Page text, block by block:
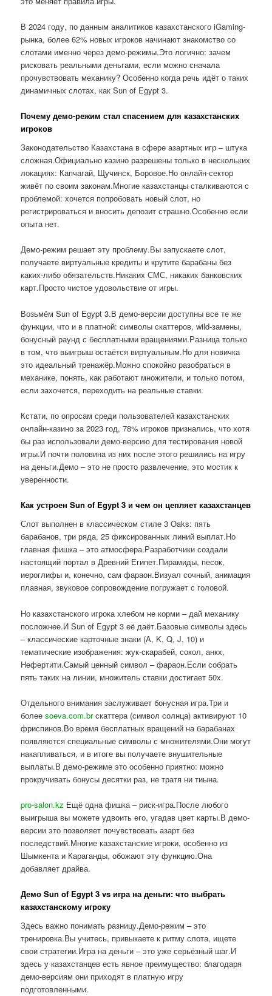
В 2024 году, по данным аналитиков казахстанского iGaming-
рынка, более 62% новых игроков начинают знакомство со
слотами именно через демо-режимы.Это логично: зачем
рисковать реальными деньгами, если можно сначала
прочувствовать механику? Особенно когда речь идёт о таких
динамичных слотах, как Sun of Egypt 3.
Почему демо-режим стал спасением для казахстанских
игроков
Законодательство Казахстана в сфере азартных игр – штука
сложная.Официально казино разрешены только в нескольких
локациях: Капчагай, Щучинск, Боровое.Но онлайн-сектор
живёт по своим законам.Многие казахстанцы сталкиваются с
проблемой: хочется попробовать новый слот, но
регистрироваться и вносить депозит страшно.Особенно если
опыта нет.
Демо-режим решает эту проблему.Вы запускаете слот,
получаете виртуальные кредиты и крутите барабаны без
каких-либо обязательств.Никаких СМС, никаких банковских
карт.Просто чистое удовольствие от игры.
Возьмём Sun of Egypt 3.В демо-версии доступны все те же
функции, что и в платной: символы скаттеров, wild-замены,
бонусный раунд с бесплатными вращениями.Разница только
в том, что выигрыш остаётся виртуальным.Но для новичка
это идеальный тренажёр.Можно спокойно разобраться в
механике, понять, как работают множители, и только потом,
если захочется, переходить на реальные ставки.
Кстати, по опросам среди пользователей казахстанских
онлайн-казино за 2023 год, 78% игроков признались, что хотя
бы раз использовали демо-версию для тестирования новой
игры.И почти половина из них после этого решились на игру
на деньги.Демо – это не просто развлечение, это мостик к
уверенности.
Как устроен Sun of Egypt 3 и чем он цепляет казахстанцев
Слот выполнен в классическом стиле 3 Oaks: пять
барабанов, три ряда, 25 фиксированных линий выплат.Но
главная фишка – это атмосфера.Разработчики создали
настоящий портал в Древний Египет.Пирамиды, песок,
иероглифы и, конечно, сам фараон.Визуал сочный, анимация
плавная, звуковое сопровождение погружает с головой.
Но казахстанского игрока хлебом не корми – дай механику
посложнее.И Sun of Egypt 3 её даёт.Базовые символы здесь
– классические карточные знаки (A, K, Q, J, 10) и
тематические изображения: жук-скарабей, сокол, анкх,
Нефертити.Самый ценный символ – фараон.Если собрать
пять таких на линии, множитель ставки достигает 50x.
Отдельного внимания заслуживает бонусная игра.Три и
болееsoeva.com.brскаттера (символ солнца) активируют 10
фриспинов.Во время бесплатных вращений на барабанах
появляются специальные символы с множителями.Они могут
накапливаться, и в итоге вы получаете внушительные
выплаты.В демо-режиме это особенно приятно: можно
прокручивать бонусы десятки раз, не тратя ни тиына.
pro-salon.kz Ещё одна фишка – риск-игра.После любого
выигрыша вы можете удвоить его, угадав цвет карты.В демо-
версии это позволяет почувствовать азарт без
последствий.Многие казахстанские игроки, особенно из
Шымкента и Караганды, обожают эту функцию.Она
добавляет драйва.
Демо Sun of Egypt 3 vs игра на деньги: что выбрать
казахстанскому игроку
Здесь важно понимать разницу.Демо-режим – это
тренировка.Вы учитесь, привыкаете к ритму слота, ищете
свои стратегии.Игра на деньги – это уже серьёзный шаг.И
здесь у казахстанцев есть явное преимущество: благодаря
демо-версиям они приходят в платную игру
подготовленными.